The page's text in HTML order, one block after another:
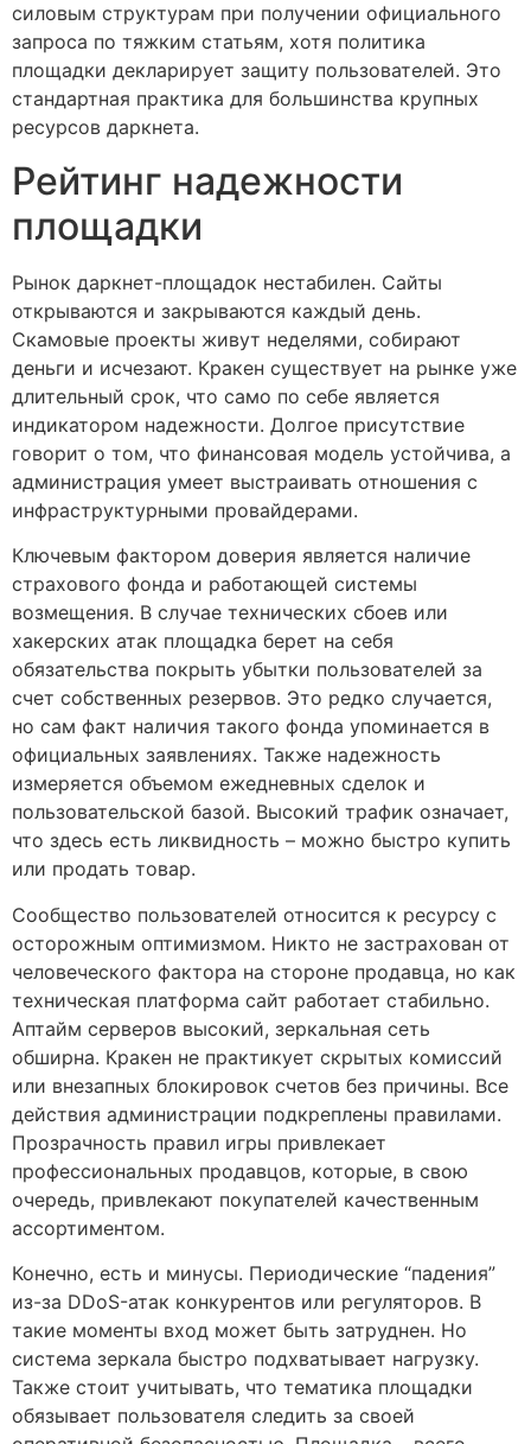
силовым структурам при получении официального
запроса по тяжким статьям, хотя политика
площадки декларирует защиту пользователей. Это
стандартная практика для большинства крупных
ресурсов даркнета.
Рейтинг надежности
площадки
Рынок даркнет-площадок нестабилен. Сайты
открываются и закрываются каждый день.
Скамовые проекты живут неделями, собирают
деньги и исчезают. Кракен существует на рынке уже
длительный срок, что само по себе является
индикатором надежности. Долгое присутствие
говорит о том, что финансовая модель устойчива, а
администрация умеет выстраивать отношения с
инфраструктурными провайдерами.
Ключевым фактором доверия является наличие
страхового фонда и работающей системы
возмещения. В случае технических сбоев или
хакерских атак площадка берет на себя
обязательства покрыть убытки пользователей за
счет собственных резервов. Это редко случается,
но сам факт наличия такого фонда упоминается в
официальных заявлениях. Также надежность
измеряется объемом ежедневных сделок и
пользовательской базой. Высокий трафик означает,
что здесь есть ликвидность – можно быстро купить
или продать товар.
Сообщество пользователей относится к ресурсу с
осторожным оптимизмом. Никто не застрахован от
человеческого фактора на стороне продавца, но как
техническая платформа сайт работает стабильно.
Аптайм серверов высокий, зеркальная сеть
обширна. Кракен не практикует скрытых комиссий
или внезапных блокировок счетов без причины. Все
действия администрации подкреплены правилами.
Прозрачность правил игры привлекает
профессиональных продавцов, которые, в свою
очередь, привлекают покупателей качественным
ассортиментом.
Конечно, есть и минусы. Периодические “падения”
из-за DDoS-атак конкурентов или регуляторов. В
такие моменты вход может быть затруднен. Но
система зеркала быстро подхватывает нагрузку.
Также стоит учитывать, что тематика площадки
обязывает пользователя следить за своей